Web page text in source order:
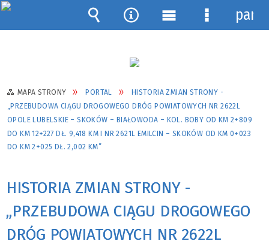
MAPA STRONY PORTAL
HISTORIA ZMIAN STRONY -
„PRZEBUDOWA CIĄGU DROGOWEGO DRÓG POWIATOWYCH NR 2622L
OPOLE LUBELSKIE – SKOKÓW – BIAŁOWODA – KOL. BOBY OD KM 2+809
DO KM 12+227 DŁ. 9,418 KM I NR 2621L EMILCIN – SKOKÓW OD KM 0+023
DO KM 2+025 DŁ. 2,002 KM”
HISTORIA ZMIAN STRONY -
„PRZEBUDOWA CIĄGU DROGOWEGO
DRÓG POWIATOWYCH NR 2622L
Wyszukiwarka
Narzędzia
Menu Menu
panel